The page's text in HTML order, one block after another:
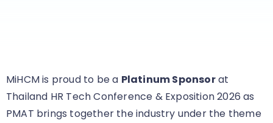
MiHCM is proud to be a Platinum Sponsorat
Thailand HR Tech Conference & Exposition 2026 as
PMAT brings together the industry under the theme